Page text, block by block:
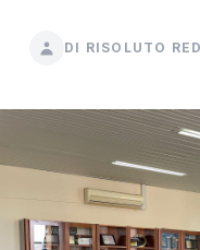
DI RISOLUTO